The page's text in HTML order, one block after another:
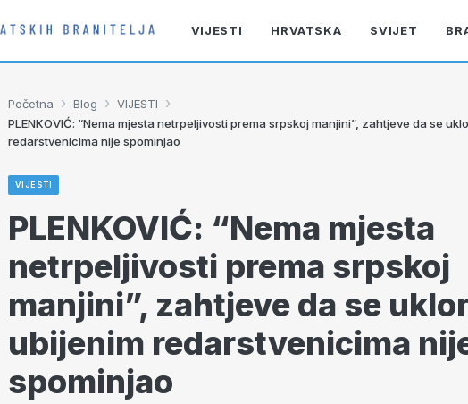
VIJESTI HRVATSKA SVIJET
Početna › Blog › VIJESTI ›
PLENKOVIĆ: “Nema mjesta netrpeljivosti prema srpskoj manjini”, zahtjeve da se
redarstvenicima nije spominjao
VIJESTI
PLENKOVIĆ: “Nema mjesta
netrpeljivosti prema srpskoj
manjini”, zahtjeve da se
ubijenim redarstvenicima
spominjao